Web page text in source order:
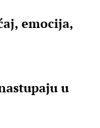
emocija,
u